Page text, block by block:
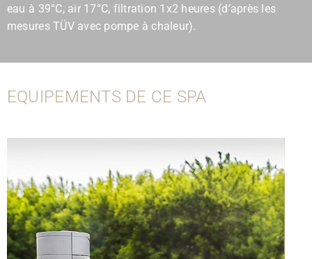
eau à 39°C, air 17°C, filtration 1x2 heures (d’après les
mesures TÜV avec pompe à chaleur).
EQUIPEMENTS DE CE SPA